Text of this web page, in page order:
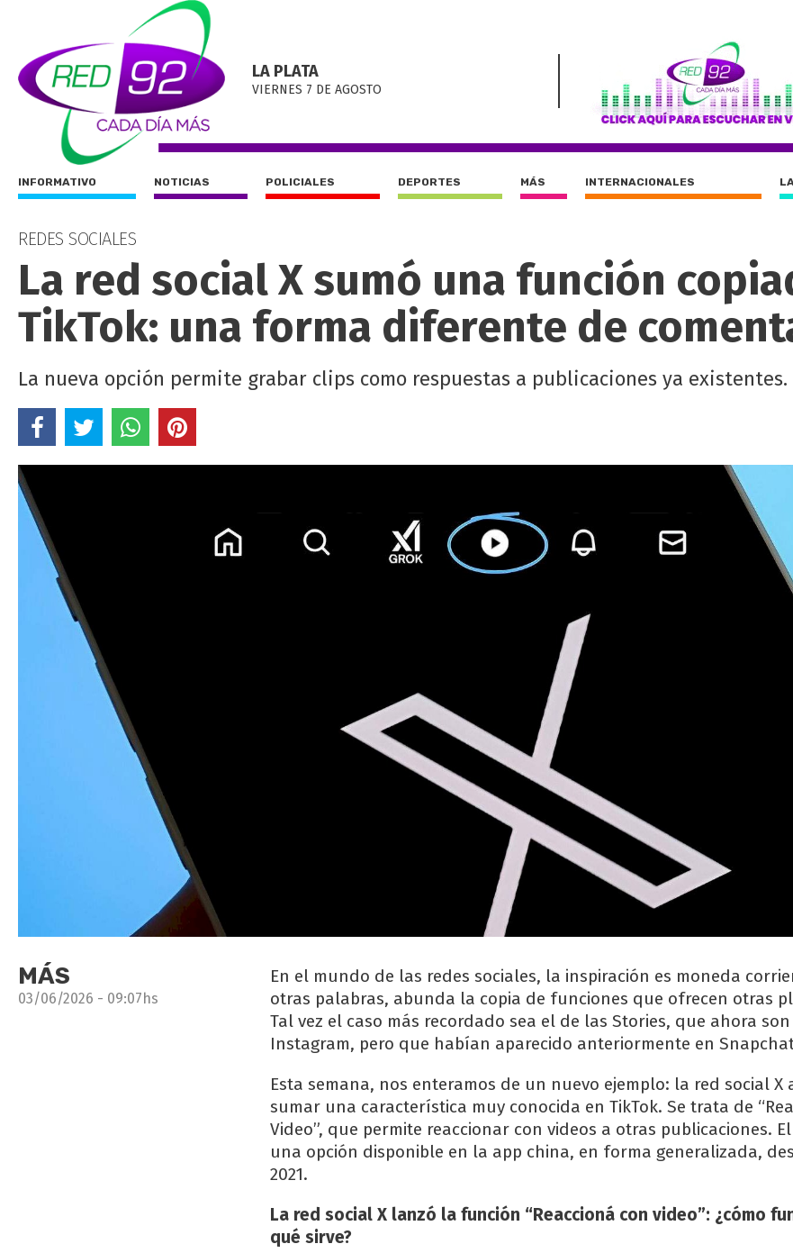
LA PLATA
VIERNES 7 DE AGOSTO
INFORMATIVO NOTICIAS POLICIALES DEPORTES MÁS INTERNACIONALES
REDES SOCIALES
La red social X sumó una función
TikTok: una forma diferente de
La nueva opción permite grabar clips como respuestas a publicaciones ya existentes.
MÁS
03/06/2026 - 09:07hs
En el mundo de las redes sociales, la inspiración es moneda
otras palabras, abunda la copia de funciones que ofrecen otras
Tal vez el caso más recordado sea el de las Stories, que ahora
Instagram, pero que habían aparecido anteriormente en
Esta semana, nos enteramos de un nuevo ejemplo: la red social X
sumar una característica muy conocida en TikTok. Se trata de
Video”, que permite reaccionar con videos a otras publicaciones.
una opción disponible en la app china, en forma generalizada,
2021.
La red social X lanzó la función “Reaccioná con video”: ¿cómo
qué sirve?